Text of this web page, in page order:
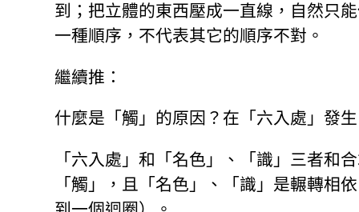
到；把立體的東西壓成一直線，自然只
一種順序，不代表其它的順序不對。
繼續推：
什麼是「觸」的原因？在「六入處」發
「六入處」和「名色」、「識」三者和
「觸」，且「名色」、「識」是輾轉相